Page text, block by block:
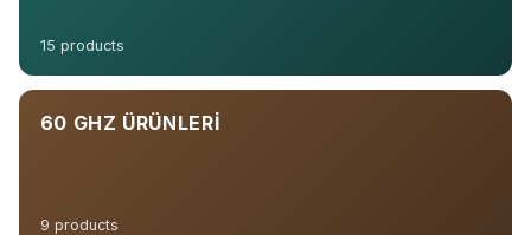
15 products
60 GHZ ÜRÜNLERI
9 products